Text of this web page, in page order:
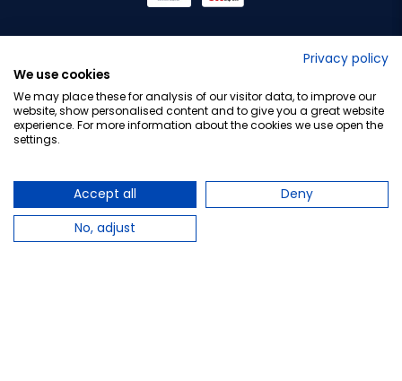
Privacy policy
We use cookies
We may place these for analysis of our visitor data, to improve our
website, show personalised content and to give you a great website
experience. For more information about the cookies we use open the
settings.
Accept all
Deny
No, adjust